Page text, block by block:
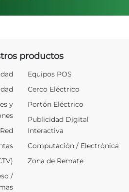
productos
y
/
Equipos POS
Cerco Eléctrico
Portón Eléctrico
Publicidad Digital
Interactiva
Computación / Electrónica
Zona de Remate